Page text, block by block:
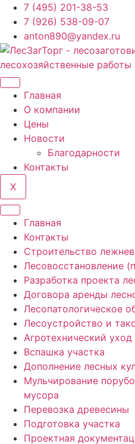
Перейти
содержимому
7 (495) 201-38-53
7 (926) 538-09-07
anton890@yandex.ru
Главная
О компании
Цены
Новости
Благодарности
Контакты
X
Главная
Контакты
Строительство
Лесовосстановление
Разработка проекта
Договора аренды
Лесопатологическое
Лесоустройство и
Агротехнический уход
Вспашка участка
Дополнение лесных
Мульчирование
мусора
Перевозка древесины
Подготовка участка
Проектная